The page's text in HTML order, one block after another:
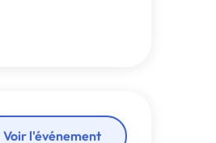
Voir l'événement